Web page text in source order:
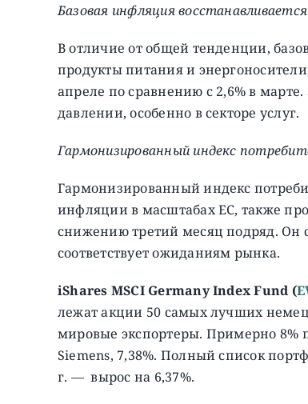
Базовая инфляция восстанавливается
В отличие от общей тенденции,
продукты питания и
апреле по сравнению с 2,6% в
давлении, особенно в секторе услуг.
Гармонизированный индекс
Гармонизированный индекс
инфляции в масштабах ЕС, также
снижению третий месяц подряд. Он
соответствует ожиданиям рынка.
iShares MSCI Germany Index Fund (
лежат акции 50 самых лучших
мировые экспортеры. Примерно 8%
Siemens, 7,38%. Полный список
г. — вырос на 6,37%.